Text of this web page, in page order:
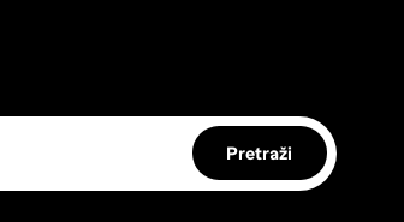
Pretraži